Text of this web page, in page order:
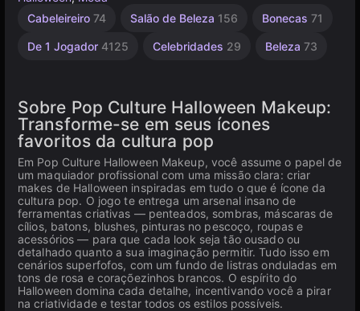
Cabeleireiro 74 Salão de Beleza 156 Bonecas 71
De 1 Jogador 4125 Celebridades 29 Beleza 73
Sobre Pop Culture Halloween Makeup:
Transforme-se em seus ícones
favoritos da cultura pop
Em Pop Culture Halloween Makeup, você assume o papel de
um maquiador profissional com uma missão clara: criar
makes de Halloween inspiradas em tudo o que é ícone da
cultura pop. O jogo te entrega um arsenal insano de
ferramentas criativas — penteados, sombras, máscaras de
cílios, batons, blushes, pinturas no pescoço, roupas e
acessórios — para que cada look seja tão ousado ou
detalhado quanto a sua imaginação permitir. Tudo isso em
cenários superfofos, com um fundo de listras onduladas em
tons de rosa e coraçõezinhos brancos. O espírito do
Halloween domina cada detalhe, incentivando você a pirar
na criatividade e testar todos os estilos possíveis.